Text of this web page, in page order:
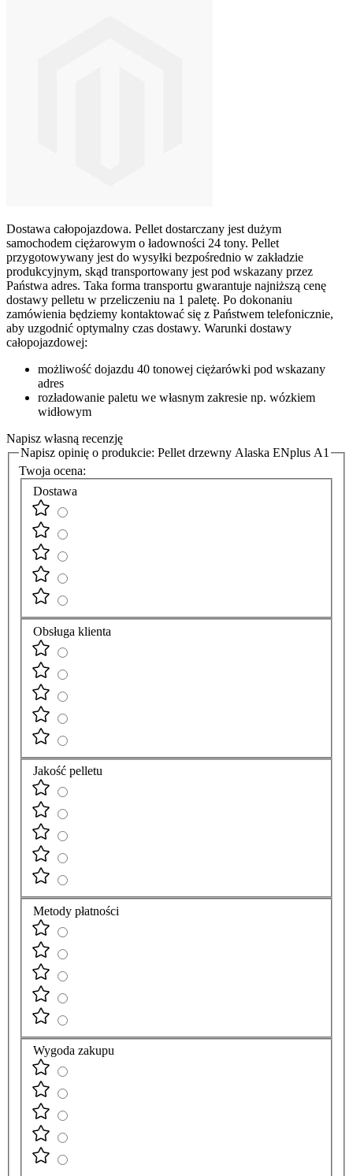
Dostawa całopojazdowa. Pellet dostarczany jest dużym
samochodem ciężarowym o ładowności 24 tony. Pellet
przygotowywany jest do wysyłki bezpośrednio w zakładzie
produkcyjnym, skąd transportowany jest pod wskazany przez
Państwa adres. Taka forma transportu gwarantuje najniższą cenę
dostawy pelletu w przeliczeniu na 1 paletę. Po dokonaniu
zamówienia będziemy kontaktować się z Państwem telefonicznie,
aby uzgodnić optymalny czas dostawy. Warunki dostawy
całopojazdowej:
możliwość dojazdu 40 tonowej ciężarówki pod wskazany
adres
rozładowanie paletu we własnym zakresie np. wózkiem
widłowym
Napisz własną recenzję
Napisz opinię o produkcie: Pellet drzewny Alaska ENplus A1
Twoja ocena:
Dostawa
Obsługa klienta
Jakość pelletu
Metody płatności
Wygoda zakupu